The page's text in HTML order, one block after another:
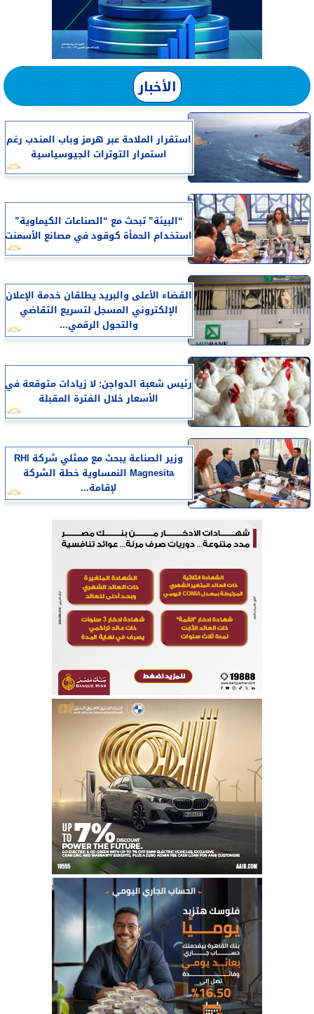
الأخبار
استقرار الملاحة عبر هرمز وباب المندب رغم
استمرار التوترات الجيوسياسية
“البيئة” تبحث مع “الصناعات الكيماوية”
استخدام الحمأة كوقود في مصانع الأسمنت
القضاء الأعلى والبريد يطلقان خدمة الإعلان
الإلكتروني المسجل لتسريع التقاضي
والتحول الرقمي...
رئيس شعبة الدواجن: لا زيادات متوقعة في
الأسعار خلال الفترة المقبلة
وزير الصناعة يبحث مع ممثلي شركة RHI
Magnesita النمساوية خطة الشركة
لإقامة...